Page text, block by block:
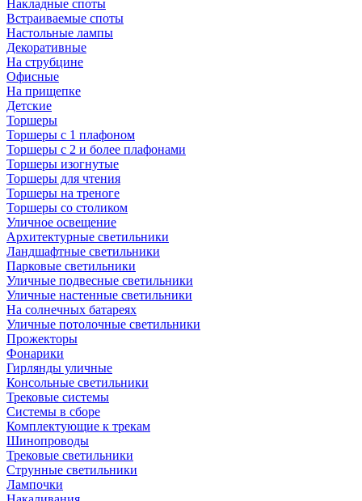
Накладные споты
Встраиваемые споты
Настольные лампы
Декоративные
На струбцине
Офисные
На прищепке
Детские
Торшеры
Торшеры с 1 плафоном
Торшеры с 2 и более плафонами
Торшеры изогнутые
Торшеры для чтения
Торшеры на треноге
Торшеры со столиком
Уличное освещение
Архитектурные светильники
Ландшафтные светильники
Парковые светильники
Уличные подвесные светильники
Уличные настенные светильники
На солнечных батареях
Уличные потолочные светильники
Прожекторы
Фонарики
Гирлянды уличные
Консольные светильники
Трековые системы
Системы в сборе
Комплектующие к трекам
Шинопроводы
Трековые светильники
Струнные светильники
Лампочки